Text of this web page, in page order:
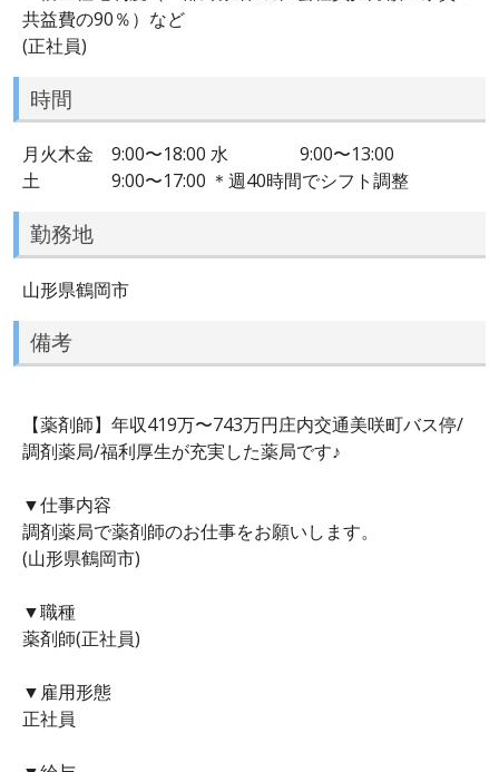
共益費の90％）など
(正社員)
時間
月火木金 9:00〜18:00 水 9:00〜13:00
土 9:00〜17:00 ＊週40時間でシフト調整
勤務地
山形県鶴岡市
備考
【薬剤師】年収419万〜743万円庄内交通美咲町バス停/
調剤薬局/福利厚生が充実した薬局です♪
▼仕事内容
調剤薬局で薬剤師のお仕事をお願いします。
(山形県鶴岡市)
▼職種
薬剤師(正社員)
▼雇用形態
正社員